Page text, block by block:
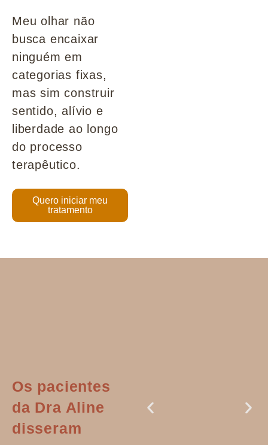
Meu olhar não
busca encaixar
ninguém em
categorias fixas,
mas sim construir
sentido, alívio e
liberdade ao longo
do processo
terapêutico.
Quero iniciar meu
tratamento
Os pacientes
da Dra Aline
disseram